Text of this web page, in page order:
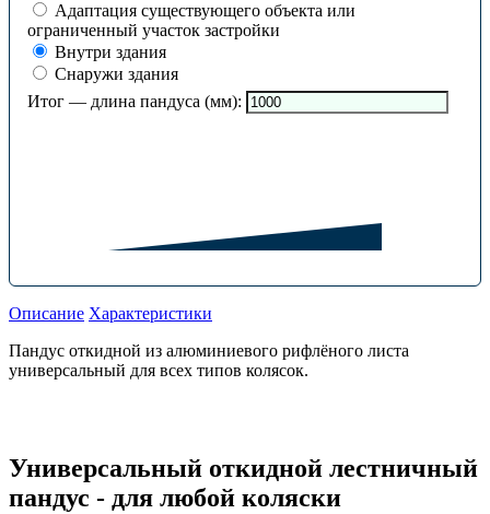
Адаптация существующего объекта или
ограниченный участок застройки
Внутри здания
Снаружи здания
Итог — длина пандуса (мм):
Описание Характеристики
Пандус откидной из алюминиевого рифлёного листа
универсальный для всех типов колясок.
Универсальный откидной лестничный
пандус - для любой коляски